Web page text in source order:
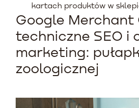
kartach produktów w
Google Merchant
techniczne SEO i
marketing:
zoologicznej